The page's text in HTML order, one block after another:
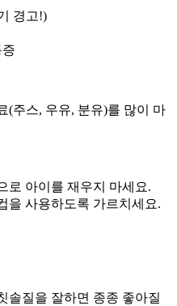
경고!)
(주스, 우유, 분유)를 많이 마
로 아이를 재우지 마세요.
을 사용하도록 가르치세요.
솔질을 잘하면 종종 좋아질